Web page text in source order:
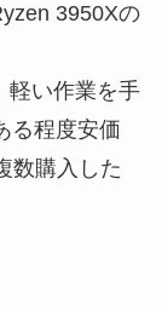
3950Xの
い作業を手
る程度安価
数購入した